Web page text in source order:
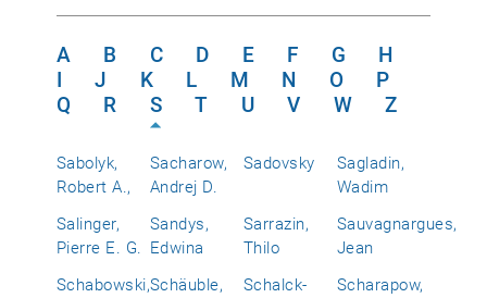
A B C D E F G
H
I
J K L M N O
P
Q
R S T U V W Z
Sabolyk,
Robert A.,
Sacharow,
Andrej D.
Sadovsky
Sagladin,
Wadim
Salinger,
Pierre E. G.
Sandys,
Edwina
Sarrazin,
Thilo
Sauvagnargues,
Jean
Schabowski,Schäuble,
Schalck-
Scharapow,